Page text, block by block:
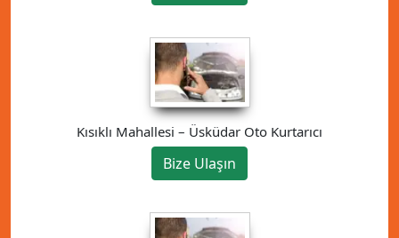
Kısıklı Mahallesi – Üsküdar Oto Kurtarıcı
Bize Ulaşın